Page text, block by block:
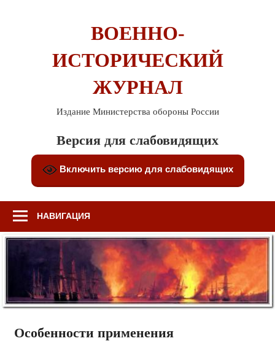
ВОЕННО-
ИСТОРИЧЕСКИЙ
ЖУРНАЛ
Издание Министерства обороны России
Версия для слабовидящих
Включить версию для слабовидящих
НАВИГАЦИЯ
Особенности применения